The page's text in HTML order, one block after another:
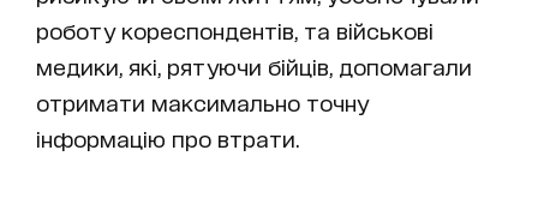
роботу кореспондентів, та військові
медики, які, рятуючи бійців, допомагали
отримати максимально точну
інформацію про втрати.